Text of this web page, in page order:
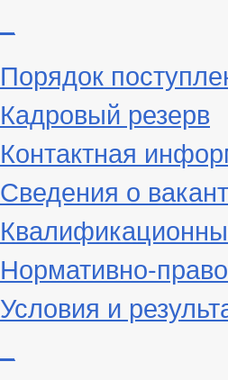
Порядок
Кадровый резерв
Контактная
Сведения о
Нормативно-
Условия и